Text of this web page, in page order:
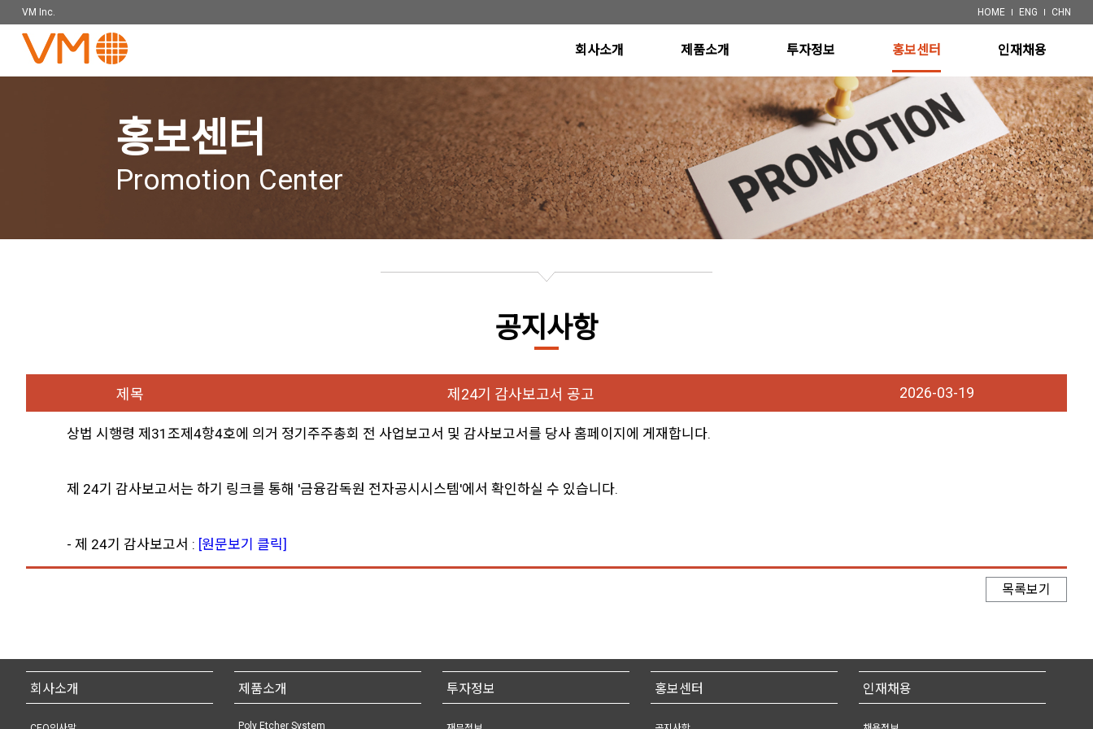
VM Inc. HOME ENG CHN
회사소개 제품소개 투자정보 홍보센터 인재채용
CEO인사말
연혁
비전
오시는길
Poly Etcher System
(Conductor Etcher System)
Metal Etcher System
Oxide Etcher System
(Dielectric Etcher System)
개발 계획 장비
재무정보
공시정보
공지사항
특허
채용정보
홍보센터
Promotion Center
공지사항
제목 제24기 감사보고서 공고 2026-03-19
상법 시행령 제31조제4항4호에 의거 정기주주총회 전 사업보고서 및 감사보고서를 당사 홈페이지에 게재합니다.
제 24기 감사보고서는 하기 링크를 통해 '금융감독원 전자공시시스템'에서 확인하실 수 있습니다.
- 제 24기 감사보고서 : [원문보기 클릭]
목록보기
회사소개 제품소개
Poly Etcher System
투자정보 홍보센터 인재채용